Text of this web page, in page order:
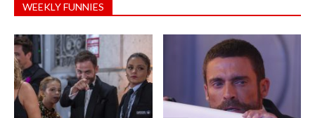
WEEKLY FUNNIES